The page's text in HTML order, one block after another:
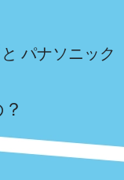
パナソニック